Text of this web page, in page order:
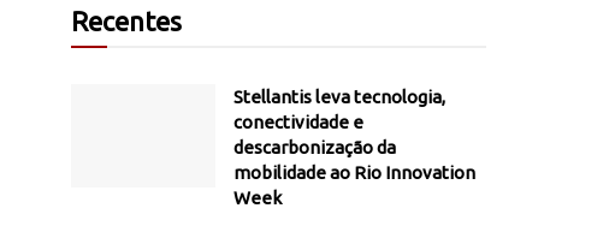
Recentes
Stellantis leva tecnologia,
conectividade e
descarbonização da
mobilidade ao Rio Innovation
Week